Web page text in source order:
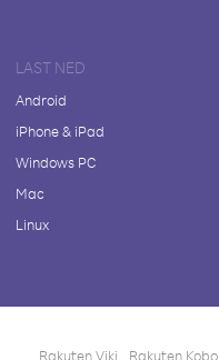
LAST NED
Android
iPhone & iPad
Windows PC
Mac
Linux
Rakuten Viki Rakuten Kobo